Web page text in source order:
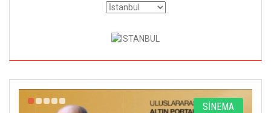
SİNEMA